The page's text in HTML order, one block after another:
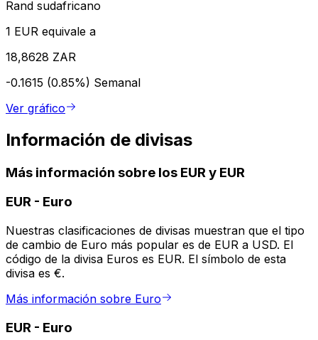
Rand sudafricano
1 EUR equivale a
18,8628 ZAR
-0.1615 (0.85%) Semanal
Ver gráfico
Información de divisas
Más información sobre los EUR y EUR
EUR - Euro
Nuestras clasificaciones de divisas muestran que el tipo
de cambio de Euro más popular es de EUR a USD. El
código de la divisa Euros es EUR. El símbolo de esta
divisa es €.
Más información sobre Euro
EUR - Euro